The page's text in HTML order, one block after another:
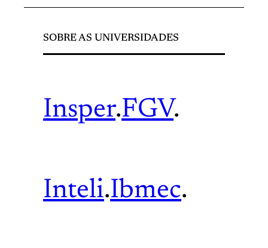
SOBRE AS UNIVERSIDADES
Insper.FGV.
Inteli.Ibmec.